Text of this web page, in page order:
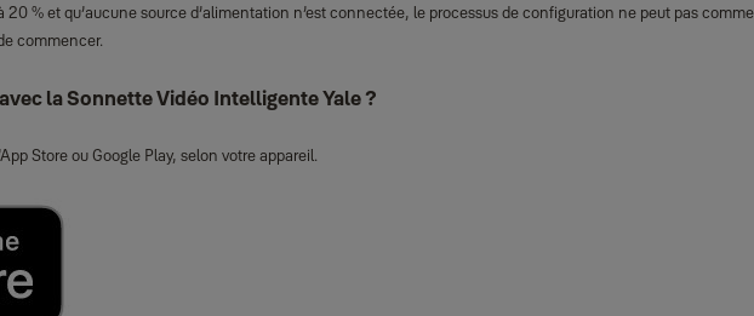
% et qu’aucune source d’alimentation n’est connectée, le processus de configuration ne peut pas
commencer.
la Sonnette Vidéo Intelligente Yale ?
Store ou Google Play, selon votre appareil.